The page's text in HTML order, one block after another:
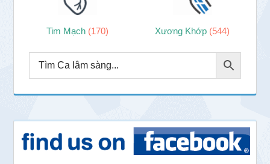
Tim Mạch (170) Xương Khớp (544)